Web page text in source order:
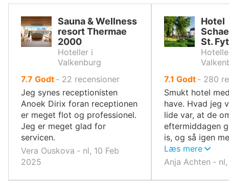
Sauna & Wellness
resort Thermae
2000
Hoteller i
Valkenburg
7.7 ud
af
10,
Godt ‐ 22 recensioner
Jeg synes receptionisten
Anoek Dirix foran receptionen
er meget flot og professionel.
Jeg er meget glad for
servicen.
Vera Ouskova ‐ nl, 10 Feb
2025
Hotel
St. Fyt
7.1 ud
af
10,
Godt ‐ 280
Smukt hotel
have. Hvad jeg
lide var, at de
eftermiddagen
is, og så igen
snacks.
Læs mere
Anja Achten ‐